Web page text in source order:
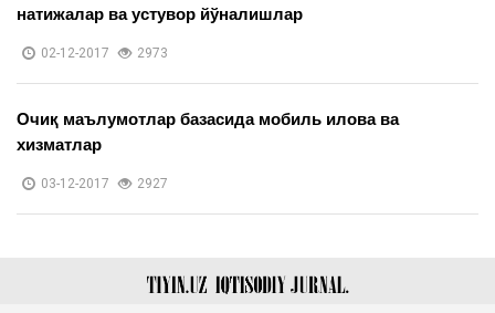
натижалар ва устувор йўналишлар
02-12-2017 2973
Очиқ маълумотлар базасида мобиль илова ва
хизматлар
03-12-2017 2927